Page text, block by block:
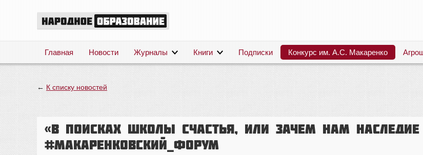
Главная Новости Журналы Книги Подписки Конкурс им. А.С. Макаренко
← К списку новостей
«В поисках школы счастья, или зачем нам
#макаренковский_форум